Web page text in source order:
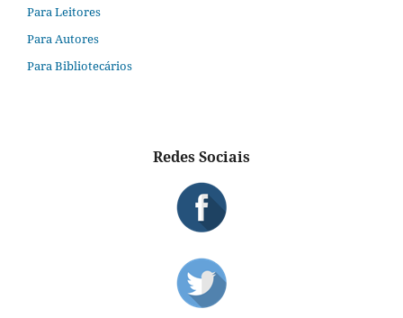
Para Leitores
Para Autores
Para Bibliotecários
Redes Sociais